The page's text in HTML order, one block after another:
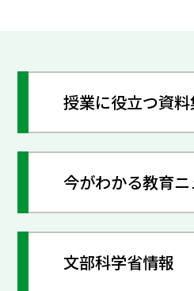
授業に役立つ資料
今がわかる教育ニ
文部科学省情報